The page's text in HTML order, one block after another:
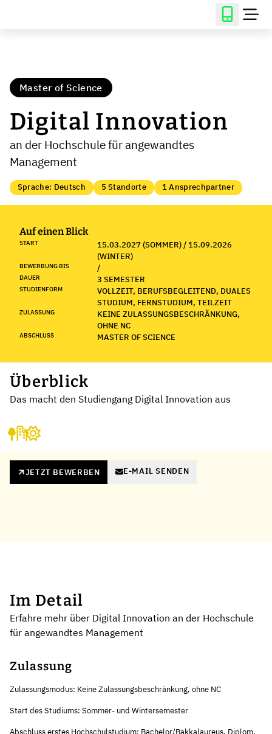
Master of Science
Digital Innovation
an der Hochschule für angewandtes
Management
Sprache: Deutsch 5 Standorte 1 Ansprechpartner
Auf einen Blick
START
15.03.2027 (SOMMER) / 15.09.2026
(WINTER)
BEWERBUNG BIS /
DAUER 3 SEMESTER
STUDIENFORM
VOLLZEIT, BERUFSBEGLEITEND, DUALES
STUDIUM, FERNSTUDIUM, TEILZEIT
ZULASSUNG
KEINE ZULASSUNGSBESCHRÄNKUNG,
OHNE NC
ABSCHLUSS MASTER OF SCIENCE
Überblick
Das macht den Studiengang Digital Innovation aus
JETZT BEWERBEN E-MAIL SENDEN
Im Detail
Erfahre mehr über Digital Innovation an der Hochschule
für angewandtes Management
Zulassung
Zulassungsmodus: Keine Zulassungsbeschränkung, ohne NC
Start des Studiums: Sommer- und Wintersemester
Abschluss erstes Hochschulstudium: Bachelor/Bakkalaureus, Diplom,